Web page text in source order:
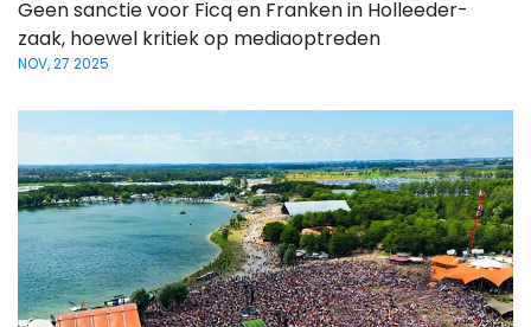
Geen sanctie voor Ficq en Franken in Holleeder-
zaak, hoewel kritiek op mediaoptreden
NOV, 27 2025